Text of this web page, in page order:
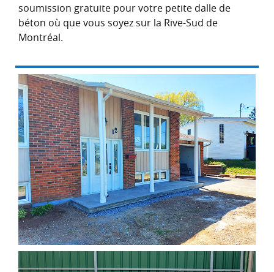
soumission gratuite pour votre petite dalle de
béton où que vous soyez sur la Rive-Sud de
Montréal.